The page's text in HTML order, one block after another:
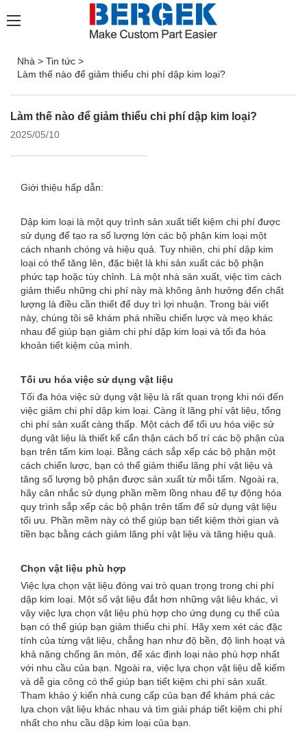
Nhà > Tin tức >
Làm thế nào để giảm thiểu chi phí dập kim loại?
Làm thế nào để giảm thiểu chi phí dập kim loại?
2025/05/10
Giới thiệu hấp dẫn:
Dập kim loại là một quy trình sản xuất tiết kiệm chi phí được
sử dụng để tạo ra số lượng lớn các bộ phận kim loại một
cách nhanh chóng và hiệu quả. Tuy nhiên, chi phí dập kim
loại có thể tăng lên, đặc biệt là khi sản xuất các bộ phận
phức tạp hoặc tùy chỉnh. Là một nhà sản xuất, việc tìm cách
giảm thiểu những chi phí này mà không ảnh hưởng đến chất
lượng là điều cần thiết để duy trì lợi nhuận. Trong bài viết
này, chúng tôi sẽ khám phá nhiều chiến lược và mẹo khác
nhau để giúp bạn giảm chi phí dập kim loại và tối đa hóa
khoản tiết kiệm của mình.
Tối ưu hóa việc sử dụng vật liệu
Tối đa hóa việc sử dụng vật liệu là rất quan trọng khi nói đến
việc giảm chi phí dập kim loại. Càng ít lãng phí vật liệu, tổng
chi phí sản xuất càng thấp. Một cách để tối ưu hóa việc sử
dụng vật liệu là thiết kế cẩn thận cách bố trí các bộ phận của
bạn trên tấm kim loại. Bằng cách sắp xếp các bộ phận một
cách chiến lược, bạn có thể giảm thiểu lãng phí vật liệu và
tăng số lượng bộ phận được sản xuất từ ​​mỗi tấm. Ngoài ra,
hãy cân nhắc sử dụng phần mềm lồng nhau để tự động hóa
quy trình sắp xếp các bộ phận trên tấm để sử dụng vật liệu
tối ưu. Phần mềm này có thể giúp bạn tiết kiệm thời gian và
tiền bạc bằng cách giảm lãng phí vật liệu và tăng hiệu quả.
Chọn vật liệu phù hợp
Việc lựa chọn vật liệu đóng vai trò quan trọng trong chi phí
dập kim loại. Một số vật liệu đắt hơn những vật liệu khác, vì
vậy việc lựa chọn vật liệu phù hợp cho ứng dụng cụ thể của
bạn có thể giúp bạn giảm thiểu chi phí. Hãy xem xét các đặc
tính của từng vật liệu, chẳng hạn như độ bền, độ linh hoạt và
khả năng chống ăn mòn, để xác định loại nào phù hợp nhất
với nhu cầu của bạn. Ngoài ra, việc lựa chọn vật liệu dễ kiếm
và dễ gia công có thể giúp bạn tiết kiệm chi phí sản xuất.
Tham khảo ý kiến ​​nhà cung cấp của bạn để khám phá các
lựa chọn vật liệu khác nhau và tìm giải pháp tiết kiệm chi phí
nhất cho nhu cầu dập kim loại của bạn.